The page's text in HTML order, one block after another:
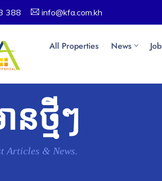
388 info@kfa.com.kh
All Properties News
នថ្មីៗ
Articles & News.